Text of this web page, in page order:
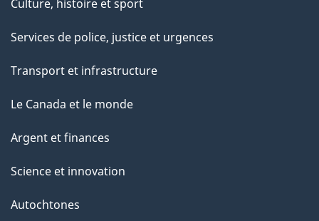
Culture, histoire et sport
Services de police, justice et urgences
Transport et infrastructure
Le Canada et le monde
Argent et finances
Science et innovation
Autochtones